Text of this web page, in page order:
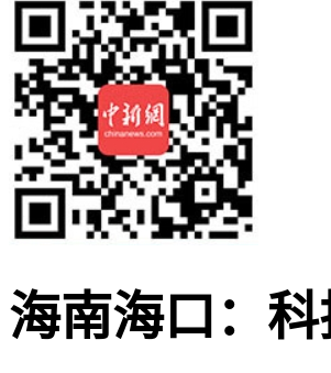
海南海口：